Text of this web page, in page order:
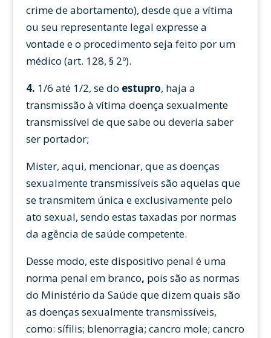
crime de abortamento), desde que a vítima
ou seu representante legal expresse a
vontade e o procedimento seja feito por um
médico (art. 128, § 2º).
4. 1/6 até 1/2, se do estupro, haja a
transmissão à vítima doença sexualmente
transmissível de que sabe ou deveria saber
ser portador;
Mister, aqui, mencionar, que as doenças
sexualmente transmissíveis são aquelas que
se transmitem única e exclusivamente pelo
ato sexual, sendo estas taxadas por normas
da agência de saúde competente.
Desse modo, este dispositivo penal é uma
norma penal em branco, pois são as normas
do Ministério da Saúde que dizem quais são
as doenças sexualmente transmissíveis,
como: sífilis; blenorragia; cancro mole; cancro